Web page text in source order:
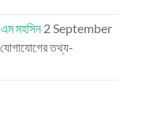
মহসিন 2 September
যোগাযোগের তথ্য-